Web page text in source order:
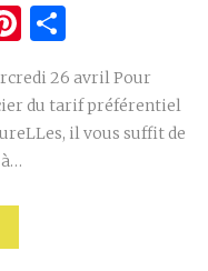
Pinterest
26 avril Pour
du tarif préférentiel
il vous suffit de